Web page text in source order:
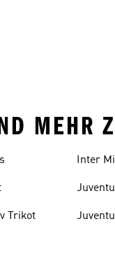
MEHR
Trikot
Inter